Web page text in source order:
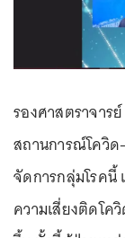
รองศาสตราจาร
สถานการณ์โควิด
จัดการกลุ่มโรคนี้
ความเสี่ยงติดโค